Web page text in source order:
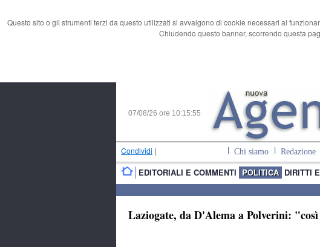
Questo sito o gli strumenti terzi da questo utilizzati si avvalgono di cookie necessari al
Chiudendo questo banner, scorrendo questa
07/08/26 ore 10:15:56
Condividi | Chi siamo Redazione
EDITORIALI E COMMENTI POLITICA DIRITTI
Laziogate, da D'Alema a Polverini: